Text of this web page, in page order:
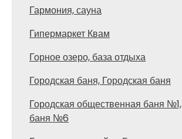
Гармония, сауна
Гипермаркет Квам
Горное озеро, база отдыха
Городская баня, Городская баня
Городская общественная баня №1,
баня №6